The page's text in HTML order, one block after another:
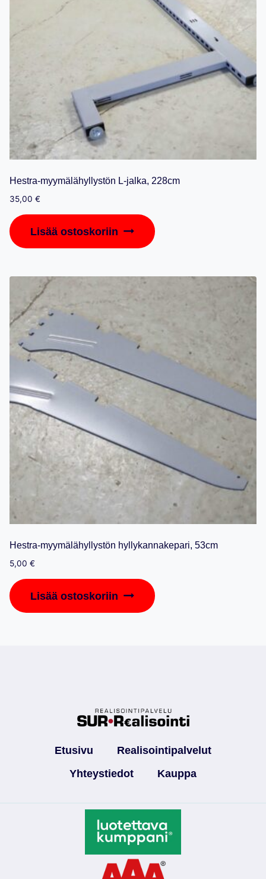
Hestra-myymälähyllystön L-jalka, 228cm
35,00 €
Lisää ostoskoriin
Hestra-myymälähyllystön hyllykannakepari, 53cm
5,00 €
Lisää ostoskoriin
Etusivu
Realisointipalvelut
Yhteystiedot
Kauppa